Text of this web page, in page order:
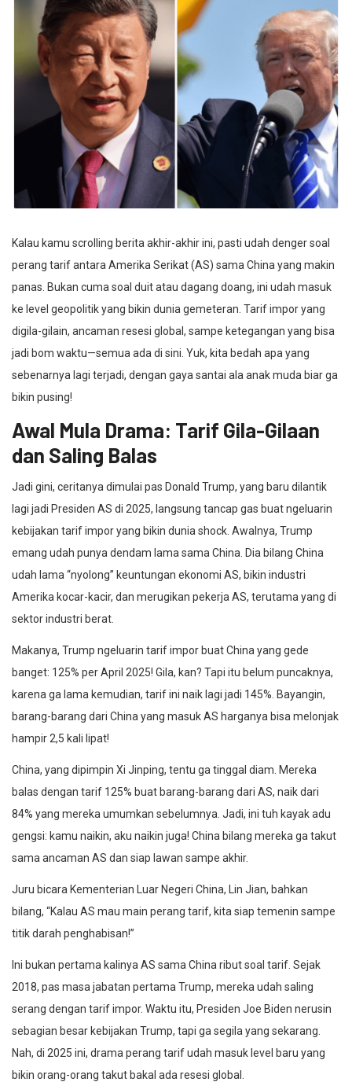
Kalau kamu scrolling berita akhir-akhir ini, pasti udah denger soal
perang tarif antara Amerika Serikat (AS) sama China yang makin
panas. Bukan cuma soal duit atau dagang doang, ini udah masuk
ke level geopolitik yang bikin dunia gemeteran. Tarif impor yang
digila-gilain, ancaman resesi global, sampe ketegangan yang bisa
jadi bom waktu—semua ada di sini. Yuk, kita bedah apa yang
sebenarnya lagi terjadi, dengan gaya santai ala anak muda biar ga
bikin pusing!
Awal Mula Drama: Tarif Gila-Gilaan
dan Saling Balas
Jadi gini, ceritanya dimulai pas Donald Trump, yang baru dilantik
lagi jadi Presiden AS di 2025, langsung tancap gas buat ngeluarin
kebijakan tarif impor yang bikin dunia shock. Awalnya, Trump
emang udah punya dendam lama sama China. Dia bilang China
udah lama “nyolong” keuntungan ekonomi AS, bikin industri
Amerika kocar-kacir, dan merugikan pekerja AS, terutama yang di
sektor industri berat.
Makanya, Trump ngeluarin tarif impor buat China yang gede
banget: 125% per April 2025! Gila, kan? Tapi itu belum puncaknya,
karena ga lama kemudian, tarif ini naik lagi jadi 145%. Bayangin,
barang-barang dari China yang masuk AS harganya bisa melonjak
hampir 2,5 kali lipat!
China, yang dipimpin Xi Jinping, tentu ga tinggal diam. Mereka
balas dengan tarif 125% buat barang-barang dari AS, naik dari
84% yang mereka umumkan sebelumnya. Jadi, ini tuh kayak adu
gengsi: kamu naikin, aku naikin juga! China bilang mereka ga takut
sama ancaman AS dan siap lawan sampe akhir.
Juru bicara Kementerian Luar Negeri China, Lin Jian, bahkan
bilang, “Kalau AS mau main perang tarif, kita siap temenin sampe
titik darah penghabisan!”
Ini bukan pertama kalinya AS sama China ribut soal tarif. Sejak
2018, pas masa jabatan pertama Trump, mereka udah saling
serang dengan tarif impor. Waktu itu, Presiden Joe Biden nerusin
sebagian besar kebijakan Trump, tapi ga segila yang sekarang.
Nah, di 2025 ini, drama perang tarif udah masuk level baru yang
bikin orang-orang takut bakal ada resesi global.